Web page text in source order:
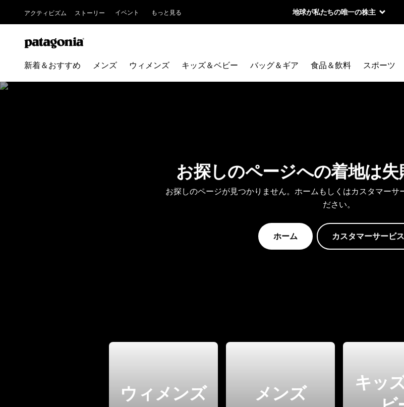
アクティビズム ストーリー イベント もっと見る 地球が私たちの唯一の株主
新着＆おすすめ メンズ ウィメンズ キッズ＆ベビー バッグ＆ギア 食品＆飲料 スポーツ
お探しのページへの着地は失
お探しのページが見つかりません。ホームもしくはカスタマーサ
ださい。
ホーム カスタマーサービス
ウィメンズ メンズ
キッ